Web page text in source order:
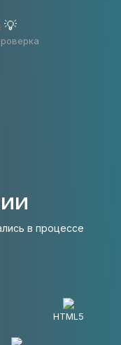
💡
в процессе
HTML5